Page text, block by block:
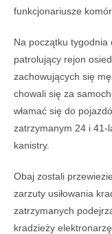
funkcjonariusze
Na początku tygodnia
patrolujący rejon
zachowujących się
chowali się za
włamać się do
zatrzymanym 24 i 41-
kanistry.
Obaj zostali
zarzuty usiłowania
zatrzymanych
kradzieży